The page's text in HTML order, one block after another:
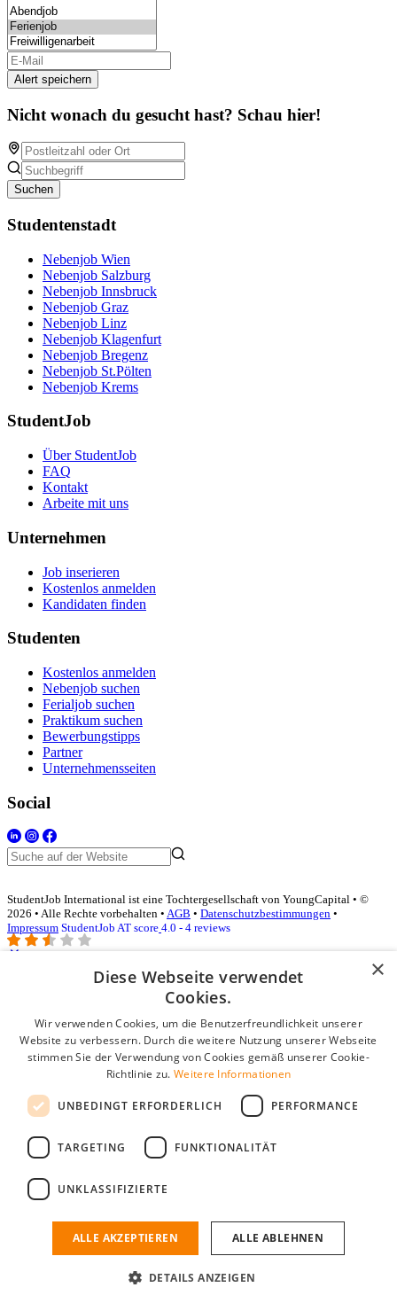
Alert speichern
Nicht wonach du gesucht hast? Schau hier!
Suchen
Studentenstadt
Nebenjob Wien
Nebenjob Salzburg
Nebenjob Innsbruck
Nebenjob Graz
Nebenjob Linz
Nebenjob Klagenfurt
Nebenjob Bregenz
Nebenjob St.Pölten
Nebenjob Krems
StudentJob
Über StudentJob
FAQ
Kontakt
Arbeite mit uns
Unternehmen
Job inserieren
Kostenlos anmelden
Kandidaten finden
Studenten
Kostenlos anmelden
Nebenjob suchen
Ferialjob suchen
Praktikum suchen
Bewerbungstipps
Partner
Unternehmensseiten
Social
StudentJob International ist eine Tochtergesellschaft von YoungCapital • ©
2026 • Alle Rechte vorbehalten • AGB • Datenschutzbestimmungen •
Impressum StudentJob AT score 4.0 - 4 reviews
Login für Unternehmen
E-Mail*
Passwort
Angemeldet bleiben
Passwort vergessen?
Kostenloses Unternehmensprofil
Wenn Sie sich registriert haben, können Sie ein Unternehmensprofil
passenden Mitarbeiter zu finden.
×
Diese Webseite verwendet
Cookies.
Wir verwenden Cookies, um die Benutzerfreundlichkeit unserer
Website zu verbessern. Durch die weitere Nutzung unserer Webseite
stimmen Sie der Verwendung von Cookies gemäß unserer Cookie-
Richtlinie zu. Weitere Informationen
UNBEDINGT ERFORDERLICH PERFORMANCE
TARGETING FUNKTIONALITÄT
UNKLASSIFIZIERTE
ALLE AKZEPTIEREN ALLE ABLEHNEN
DETAILS ANZEIGEN